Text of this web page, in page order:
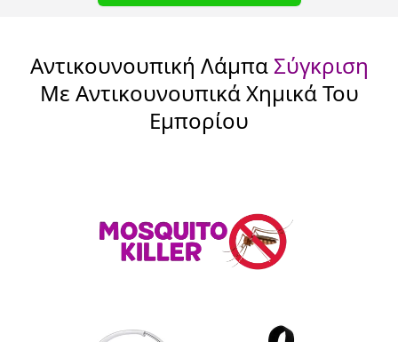
Αντικουνουπική Λάμπα Σύγκριση
Με Αντικουνουπικά Χημικά Του
Εμπορίου